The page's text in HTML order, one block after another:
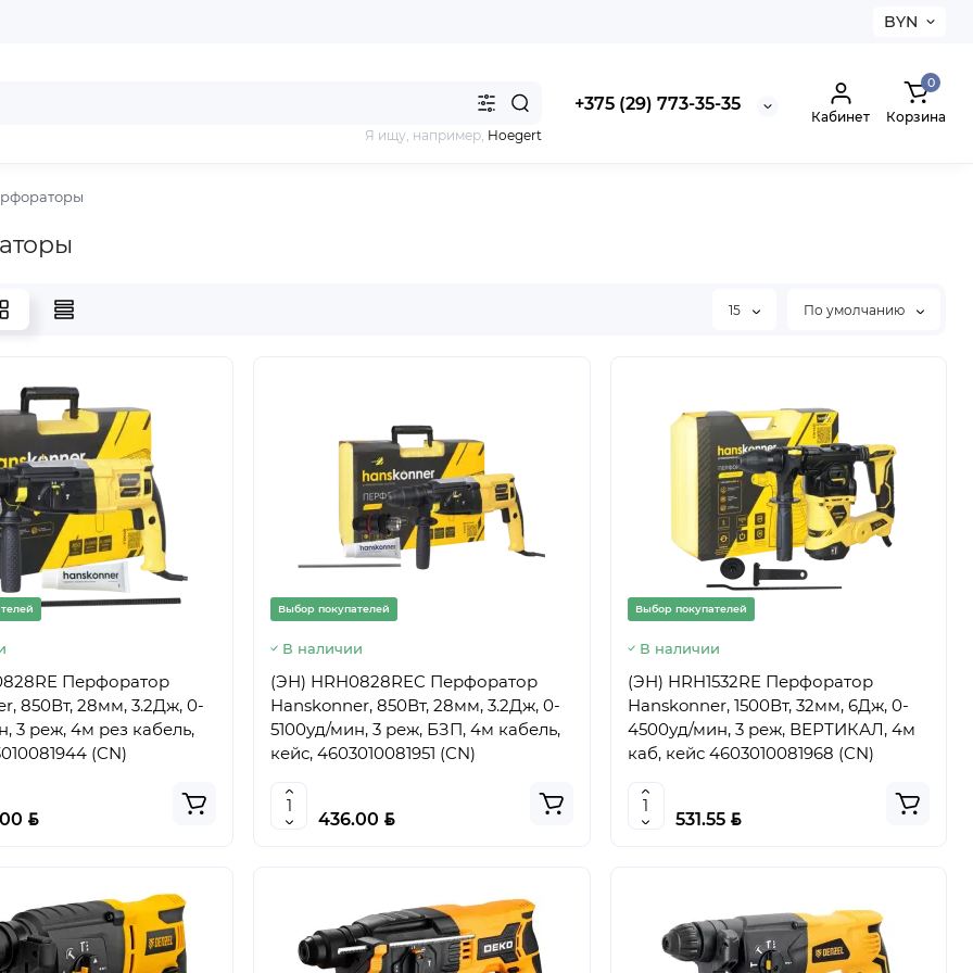
BYN
+375 (29) 773-35-35
Я ищу, например, Hoegert
Кабинет
0
Корзина
15 По умолчанию
Перфоратор
850Вт, 28мм, 3.2Дж, 0-
3 реж, 4м рез кабель,
(CN)
BYN
Выбор покупателей
В наличии
(ЭН) HRH0828REC Перфоратор
Hanskonner, 850Вт, 28мм, 3.2Дж, 0-
5100уд/мин, 3 реж, БЗП, 4м кабель,
кейс, 4603010081951 (CN)
436.00 BYN
Выбор покупателей
В наличии
(ЭН) HRH1532RE Перфоратор
Hanskonner, 1500Вт, 32мм, 6Дж, 0-
4500уд/мин, 3 реж, ВЕРТИКАЛ, 4м
каб, кейс 4603010081968 (CN)
531.55 BYN